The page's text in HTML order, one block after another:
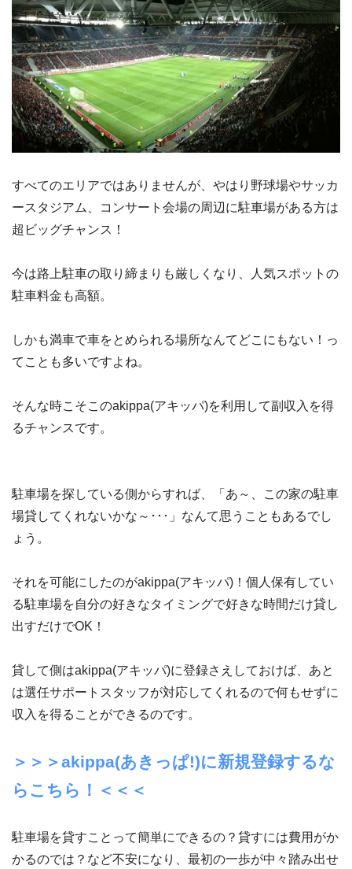
すべてのエリアではありませんが、やはり野球場やサッカ
ースタジアム、コンサート会場の周辺に駐車場がある方は
超ビッグチャンス！
今は路上駐車の取り締まりも厳しくなり、人気スポットの
駐車料金も高額。
しかも満車で車をとめられる場所なんてどこにもない！っ
てことも多いですよね。
そんな時こそこのakippa(アキッパ)を利用して副収入を得
るチャンスです。
駐車場を探している側からすれば、「あ～、この家の駐車
場貸してくれないかな～･･･」なんて思うこともあるでし
ょう。
それを可能にしたのがakippa(アキッパ)！個人保有してい
る駐車場を自分の好きなタイミングで好きな時間だけ貸し
出すだけでOK！
貸して側はakippa(アキッパ)に登録さえしておけば、あと
は選任サポートスタッフが対応してくれるので何もせずに
収入を得ることができるのです。
＞＞＞akippa(あきっぱ!)に新規登録するな
らこちら！＜＜＜
駐車場を貸すことって簡単にできるの？貸すには費用がか
かるのでは？など不安になり、最初の一歩が中々踏み出せ